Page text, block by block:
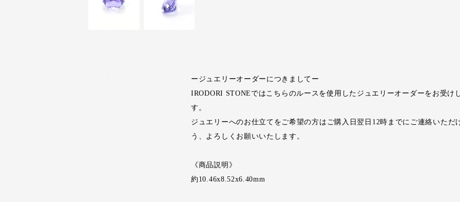
ージュエリーオーダーにつきましてー
IRODORI STONEではこちらのルースを使用したジュエリーオーダーをお受け
す。
ジュエリーへのお仕立てをご希望の方はご購入日翌日12時までにご連絡いただ
う、よろしくお願いいたします。
《商品説明》
約10.46x8.52x6.40mm